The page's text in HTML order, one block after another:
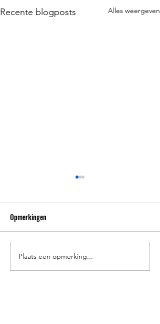
Recente blogposts Alles weergeven
Inschrijven zomerkampen '25
Opmerkingen
Plaats een opmerking...